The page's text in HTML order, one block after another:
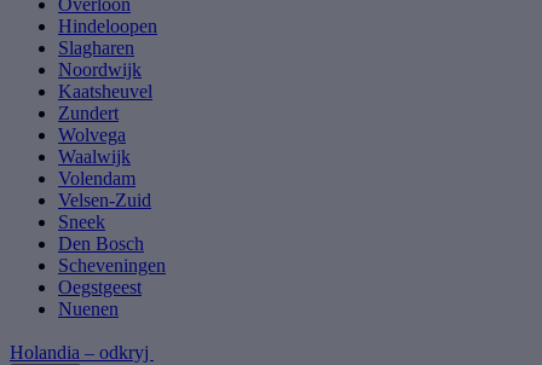
Overloon
Hindeloopen
Slagharen
Noordwijk
Kaatsheuvel
Zundert
Wolvega
Waalwijk
Volendam
Velsen-Zuid
Sneek
Den Bosch
Scheveningen
Oegstgeest
Nuenen
Holandia – odkryj